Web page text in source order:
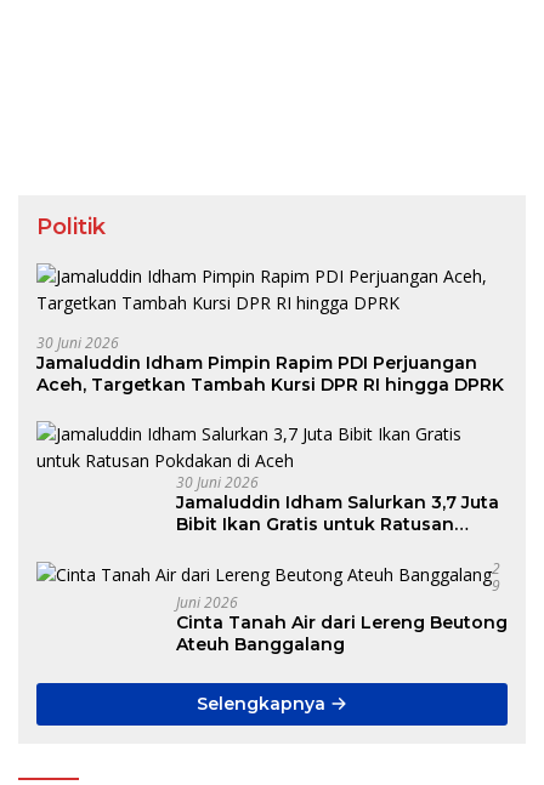
Politik
30 Juni 2026
Jamaluddin Idham Pimpin Rapim PDI Perjuangan
Aceh, Targetkan Tambah Kursi DPR RI hingga DPRK
30 Juni 2026
Jamaluddin Idham Salurkan 3,7 Juta
Bibit Ikan Gratis untuk Ratusan
2
9
Juni 2026
Cinta Tanah Air dari Lereng Beutong
Ateuh Banggalang
Selengkapnya